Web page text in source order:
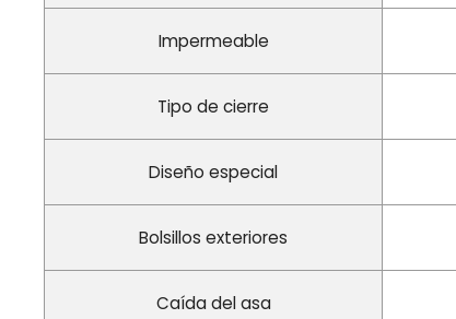
Impermeable
Tipo de cierre
Diseño especial
Bolsillos exteriores
Caída del asa